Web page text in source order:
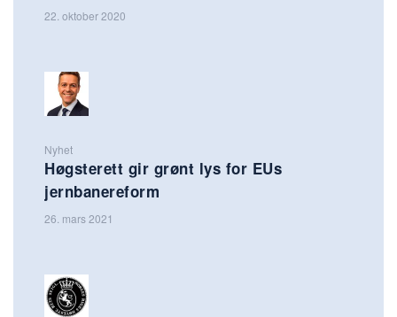
22. oktober 2020
Nyhet
Høgsterett gir grønt lys for EUs
jernbanereform
26. mars 2021